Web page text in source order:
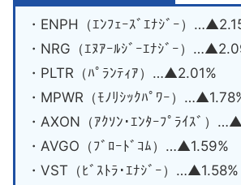
・ENPH（ｴﾝﾌｪｰｽﾞｴﾅｼﾞｰ）
・NRG（ｴﾇｱｰﾙｼﾞｰｴﾅｼﾞｰ）
・PLTR（ﾊﾟﾗﾝﾃｨｱ）…▲2.01%
・MPWR（ﾓﾉﾘｼｯｸﾊﾟﾜｰ）
・AXON（ｱｸｿﾝ･ｴﾝﾀｰﾌﾟﾗｲｽﾞ）
・AVGO（ﾌﾞﾛｰﾄﾞｺﾑ）…▲1.59%
・VST（ﾋﾞｽﾄﾗ･ｴﾅｼﾞｰ）…▲1.58%